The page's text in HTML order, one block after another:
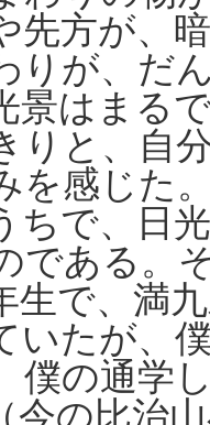
先方が、
りが、だ
景はまる
りと、自
を感じた
ちで、日
である。
生で、満
いたが、
僕の通学
今の比治